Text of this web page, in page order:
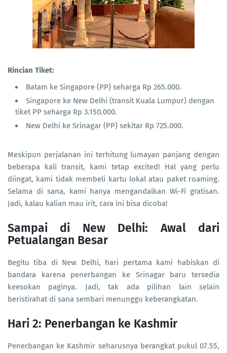
Rincian Tiket:
Batam ke Singapore (PP) seharga Rp 265.000.
Singapore ke New Delhi (transit Kuala Lumpur) dengan
tiket PP seharga Rp 3.150.000.
New Delhi ke Srinagar (PP) sekitar Rp 725.000.
Meskipun perjalanan ini terhitung lumayan panjang dengan
beberapa kali transit, kami tetap excited! Hal yang perlu
diingat, kami tidak membeli kartu lokal atau paket roaming.
Selama di sana, kami hanya mengandalkan Wi-Fi gratisan.
Jadi, kalau kalian mau irit, cara ini bisa dicoba!
Sampai di New Delhi: Awal dari
Petualangan Besar
Begitu tiba di New Delhi, hari pertama kami habiskan di
bandara karena penerbangan ke Srinagar baru tersedia
keesokan paginya. Jadi, tak ada pilihan lain selain
beristirahat di sana sembari menunggu keberangkatan.
Hari 2: Penerbangan ke Kashmir
Penerbangan ke Kashmir seharusnya berangkat pukul 07.55,